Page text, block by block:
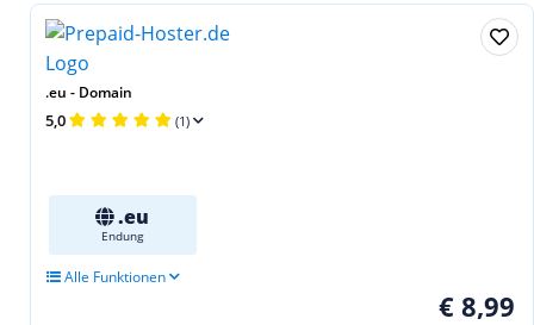
.eu - Domain
5,0 (1)
.eu
Endung
Alle Funktionen
€ 8,99